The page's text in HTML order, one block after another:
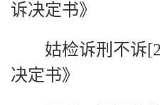
诉决定书》
姑检诉刑不诉
决定书》